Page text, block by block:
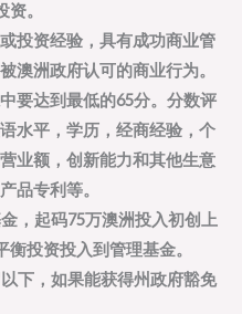
。
投资经验，具有成功商业管
澳洲政府认可的商业行为。
要达到最低的65分。分数评
水平，学历，经商经验，个
业额，创新能力和其他生意
品专利等。
，起码75万澳洲投入初创上
投资投入到管理基金。
下，如果能获得州政府豁免